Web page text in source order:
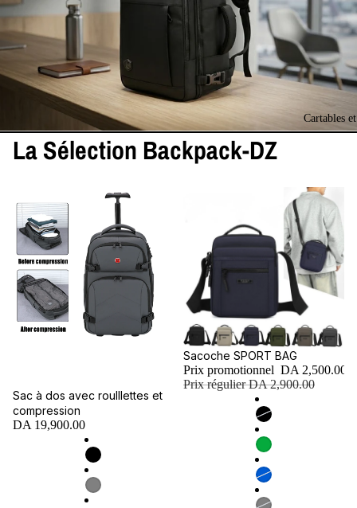
Cartables
La Sélection Backpack-DZ
Sac à dos avec roulllettes et
compression
DA 19,900.00
Promotion
Sacoche SPORT BAG
Prix promotionnel DA 2,500.00
Prix régulierDA 2,900.00